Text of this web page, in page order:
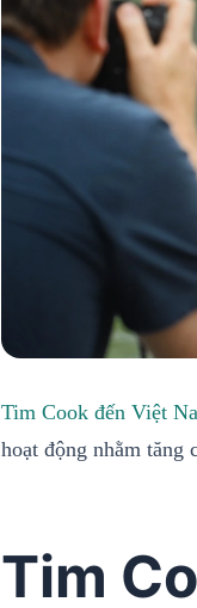
Tim Cook đến Việt
hoạt động nhằm
Tim